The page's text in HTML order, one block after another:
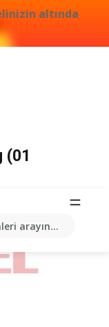
altında
arayın...
(01